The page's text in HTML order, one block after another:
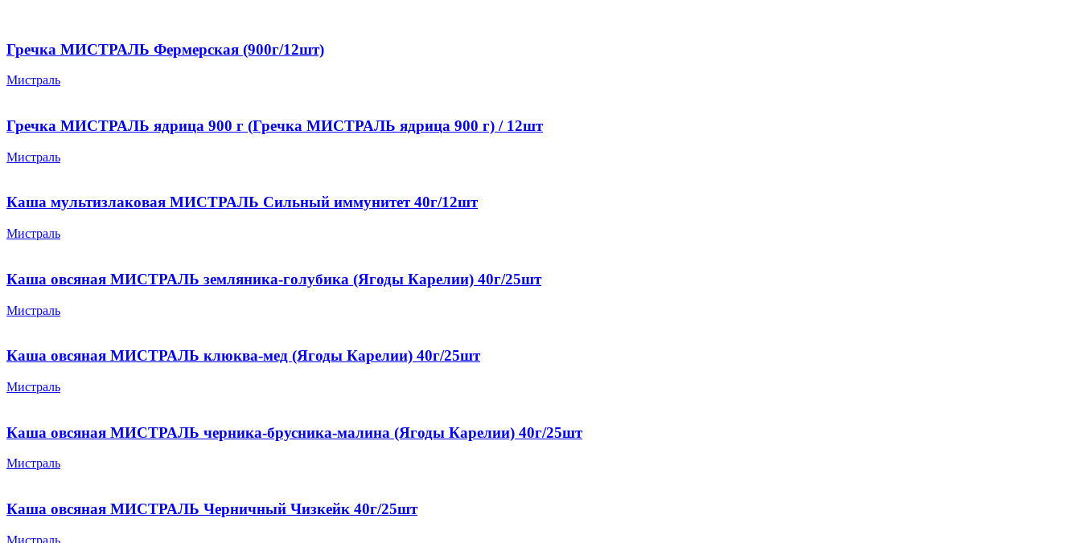
Гречка МИСТРАЛЬ Фермерская (900г/12шт)
Мистраль
Гречка МИСТРАЛЬ ядрица 900 г (Гречка МИСТРАЛЬ ядрица 900 г) / 12шт
Мистраль
Каша мультизлаковая МИСТРАЛЬ Сильный иммунитет 40г/12шт
Мистраль
Каша овсяная МИСТРАЛЬ земляника-голубика (Ягоды Карелии) 40г/25шт
Мистраль
Каша овсяная МИСТРАЛЬ клюква-мед (Ягоды Карелии) 40г/25шт
Мистраль
Каша овсяная МИСТРАЛЬ черника-брусника-малина (Ягоды Карелии) 40г/25шт
Мистраль
Каша овсяная МИСТРАЛЬ Черничный Чизкейк 40г/25шт
Мистраль